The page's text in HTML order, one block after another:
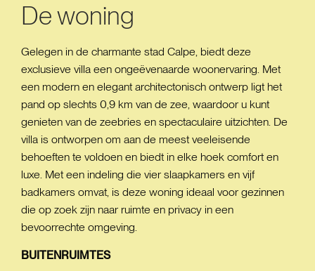
De woning
Gelegen in de charmante stad Calpe, biedt deze
exclusieve villa een ongeëvenaarde woonervaring. Met
een modern en elegant architectonisch ontwerp ligt het
pand op slechts 0,9 km van de zee, waardoor u kunt
genieten van de zeebries en spectaculaire uitzichten. De
villa is ontworpen om aan de meest veeleisende
behoeften te voldoen en biedt in elke hoek comfort en
luxe. Met een indeling die vier slaapkamers en vijf
badkamers omvat, is deze woning ideaal voor gezinnen
die op zoek zijn naar ruimte en privacy in een
bevoorrechte omgeving.
BUITENRUIMTES